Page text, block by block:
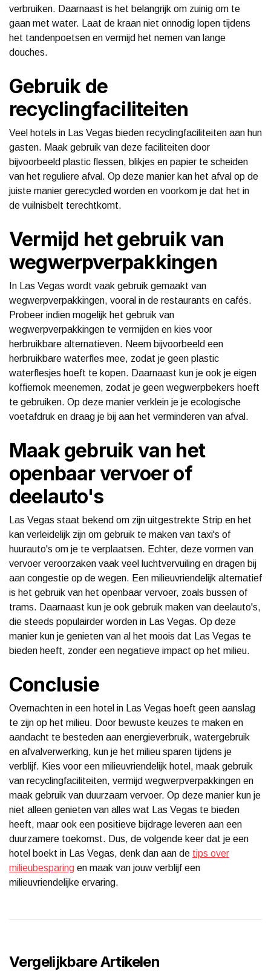
verbruiken. Daarnaast is het belangrijk om zuinig om te
gaan met water. Laat de kraan niet onnodig lopen tijdens
het tandenpoetsen en vermijd het nemen van lange
douches.
Gebruik de
recyclingfaciliteiten
Veel hotels in Las Vegas bieden recyclingfaciliteiten aan hun
gasten. Maak gebruik van deze faciliteiten door
bijvoorbeeld plastic flessen, blikjes en papier te scheiden
van het reguliere afval. Op deze manier kan het afval op de
juiste manier gerecycled worden en voorkom je dat het in
de vuilnisbelt terechtkomt.
Vermijd het gebruik van
wegwerpverpakkingen
In Las Vegas wordt vaak gebruik gemaakt van
wegwerpverpakkingen, vooral in de restaurants en cafés.
Probeer indien mogelijk het gebruik van
wegwerpverpakkingen te vermijden en kies voor
herbruikbare alternatieven. Neem bijvoorbeeld een
herbruikbare waterfles mee, zodat je geen plastic
waterflesjes hoeft te kopen. Daarnaast kun je ook je eigen
koffiemok meenemen, zodat je geen wegwerpbekers hoeft
te gebruiken. Op deze manier verklein je je ecologische
voetafdruk en draag je bij aan het verminderen van afval.
Maak gebruik van het
openbaar vervoer of
deelauto's
Las Vegas staat bekend om zijn uitgestrekte Strip en het
kan verleidelijk zijn om gebruik te maken van taxi's of
huurauto's om je te verplaatsen. Echter, deze vormen van
vervoer veroorzaken vaak veel luchtvervuiling en dragen bij
aan congestie op de wegen. Een milieuvriendelijk alternatief
is het gebruik van het openbaar vervoer, zoals bussen of
trams. Daarnaast kun je ook gebruik maken van deelauto's,
die steeds populairder worden in Las Vegas. Op deze
manier kun je genieten van al het moois dat Las Vegas te
bieden heeft, zonder een negatieve impact op het milieu.
Conclusie
Overnachten in een hotel in Las Vegas hoeft geen aanslag
te zijn op het milieu. Door bewuste keuzes te maken en
aandacht te besteden aan energieverbruik, watergebruik
en afvalverwerking, kun je het milieu sparen tijdens je
verblijf. Kies voor een milieuvriendelijk hotel, maak gebruik
van recyclingfaciliteiten, vermijd wegwerpverpakkingen en
maak gebruik van duurzaam vervoer. Op deze manier kun je
niet alleen genieten van alles wat Las Vegas te bieden
heeft, maar ook een positieve bijdrage leveren aan een
duurzamere toekomst. Dus, de volgende keer dat je een
hotel boekt in Las Vegas, denk dan aan de tips over
milieubesparing en maak van jouw verblijf een
milieuvriendelijke ervaring.
Vergelijkbare Artikelen